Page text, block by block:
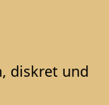
diskret und